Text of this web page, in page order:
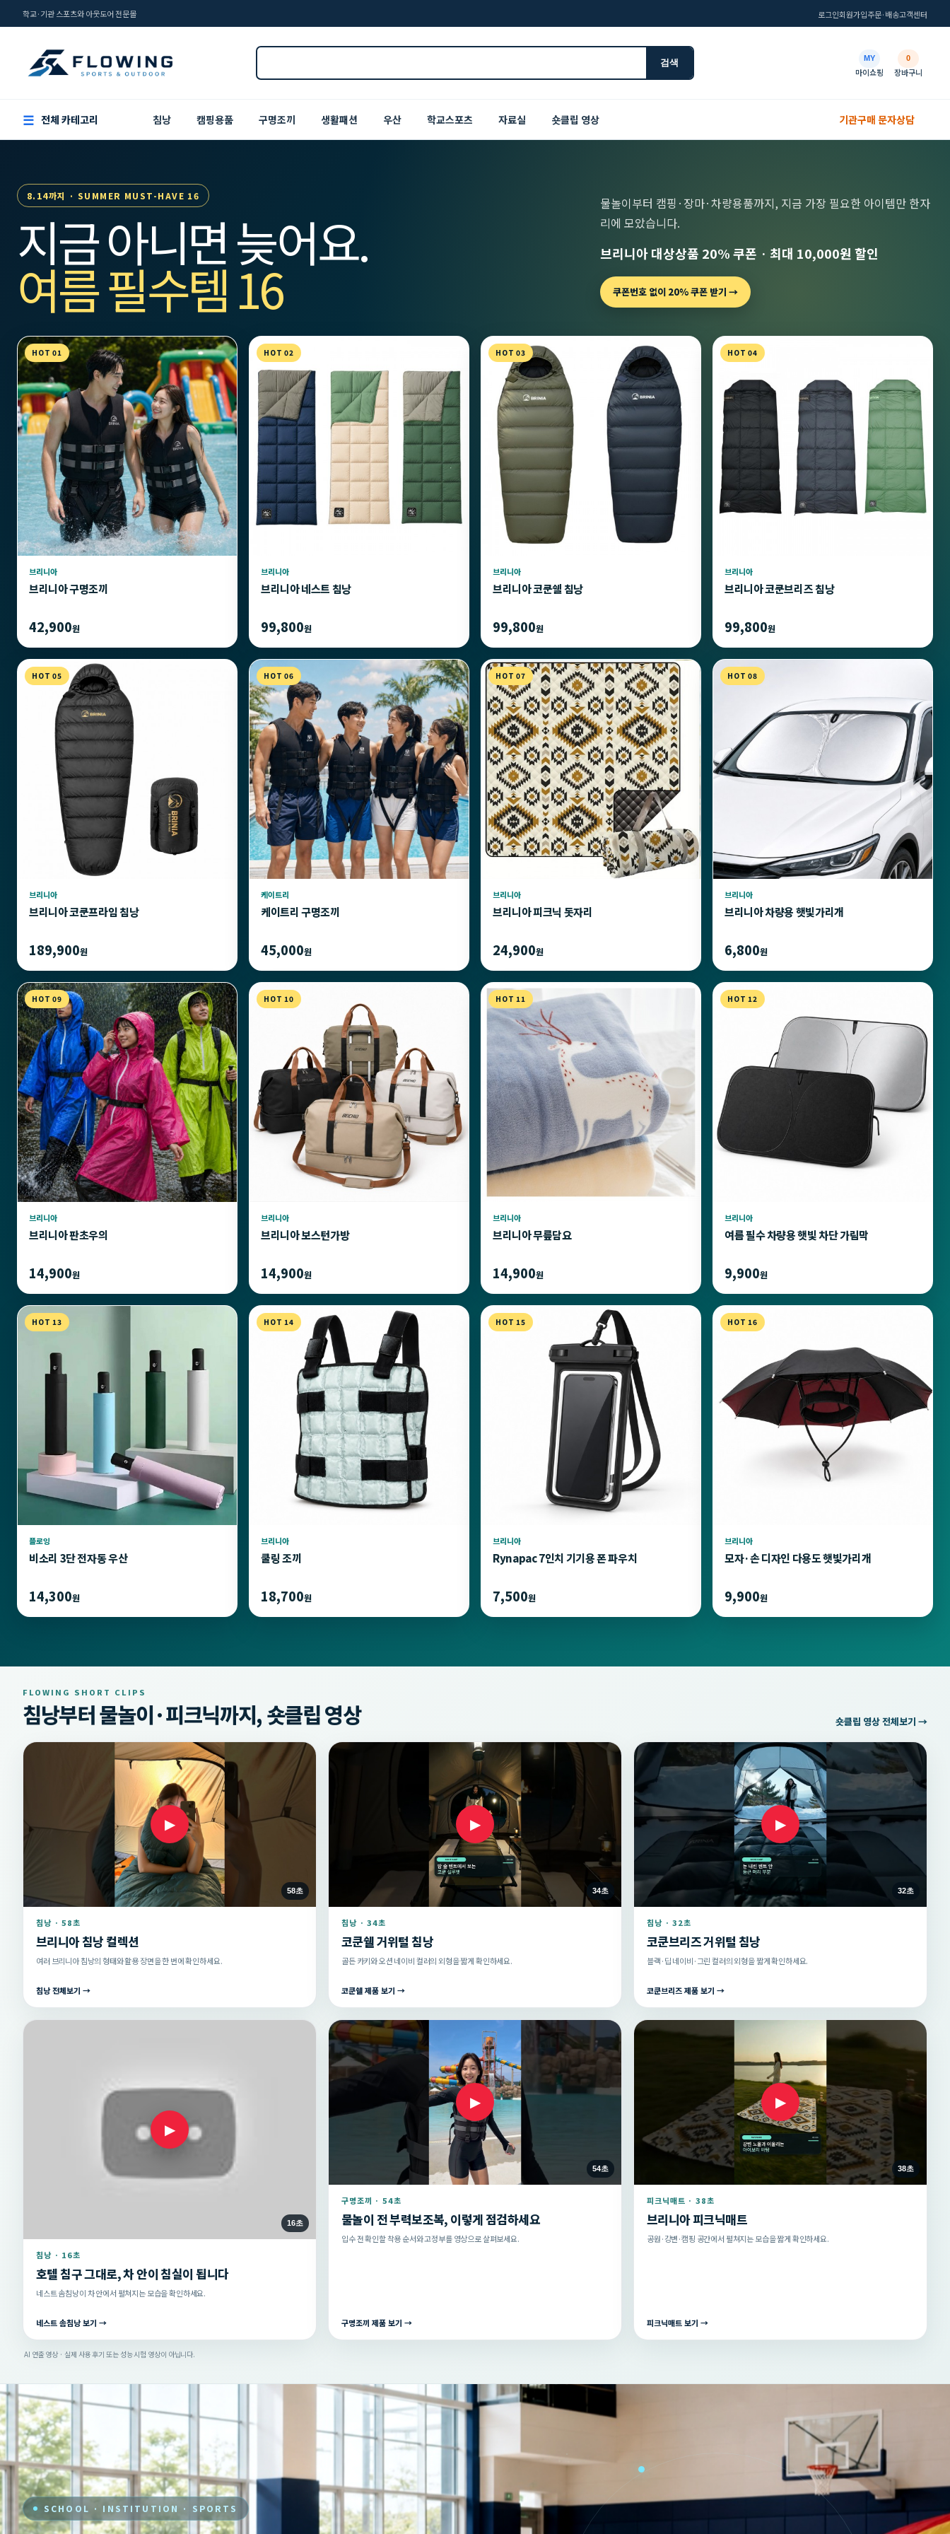
학교·기관 스포츠와 아웃도어 전문몰 로그인회원가입주문·배송고객센터
검색 MY
마이쇼핑
0
장바구니
☰ 전체 카테고리 침낭 캠핑용품 구명조끼 생활패션 우산 학교스포츠 자료실 숏클립 영상 기관구매 문자상담
8.14까지 · SUMMER MUST-HAVE 16
지금 아니면 늦어요.
여름 필수템 16
물놀이부터 캠핑·장마·차량용품까지, 지금 가장 필요한 아이템만 한자
리에 모았습니다.
브리니아 대상상품 20% 쿠폰 · 최대 10,000원 할인
쿠폰번호 없이 20% 쿠폰 받기 →
HOT 01
브리니아
브리니아 구명조끼
42,900원
HOT 02
브리니아
브리니아 네스트 침낭
99,800원
HOT 03
브리니아
브리니아 코쿤쉘 침낭
99,800원
HOT 04
브리니아
브리니아 코쿤브리즈 침낭
99,800원
HOT 05
브리니아
브리니아 코쿤프라임 침낭
189,900원
HOT 06
케이트리
케이트리 구명조끼
45,000원
HOT 07
브리니아
브리니아 피크닉 돗자리
24,900원
HOT 08
브리니아
브리니아 차량용 햇빛가리개
6,800원
HOT 09
브리니아
브리니아 판초우의
14,900원
HOT 10
브리니아
브리니아 보스턴가방
14,900원
HOT 11
브리니아
브리니아 무릎담요
14,900원
HOT 12
브리니아
여름 필수 차량용 햇빛 차단 가림막
9,900원
HOT 13
플로잉
비소리 3단 전자동 우산
14,300원
HOT 14
브리니아
쿨링 조끼
18,700원
HOT 15
브리니아
Rynapac 7인치 기기용 폰 파우치
7,500원
HOT 16
브리니아
모자·손 디자인 다용도 햇빛가리개
9,900원
FLOWING SHORT CLIPS
침낭부터 물놀이·피크닉까지, 숏클립 영상 숏클립 영상 전체보기 →
▶
58초
침낭 · 58초
브리니아 침낭 컬렉션
여러 브리니아 침낭의 형태와 활용 장면을 한 번에 확인하세요.
침낭 전체보기 →
▶
34초
침낭 · 34초
코쿤쉘 거위털 침낭
골든 카키와 오션 네이비 컬러의 외형을 짧게 확인하세요.
코쿤쉘 제품 보기 →
▶
32초
침낭 · 32초
코쿤브리즈 거위털 침낭
블랙·딥 네이비·그린 컬러의 외형을 짧게 확인하세요.
코쿤브리즈 제품 보기 →
▶
16초
침낭 · 16초
호텔 침구 그대로, 차 안이 침실이 됩니다
네스트 솜침낭이 차 안에서 펼쳐지는 모습을 확인하세요.
네스트 솜침낭 보기 →
▶
54초
구명조끼 · 54초
물놀이 전 부력보조복, 이렇게 점검하세요
입수 전 확인할 착용 순서와 고정부를 영상으로 살펴보세요.
구명조끼 제품 보기 →
▶
38초
피크닉매트 · 38초
브리니아 피크닉매트
공원·강변·캠핑 공간에서 펼쳐지는 모습을 짧게 확인하세요.
피크닉매트 보기 →
AI 연출 영상 · 실제 사용 후기 또는 성능 시험 영상이 아닙니다.
SCHOOL · INSTITUTION · SPORTS